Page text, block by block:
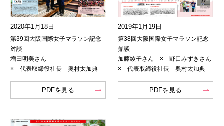
2020年1月18日
第39回大阪国際女子マラソン記念
対談
増田明美さん
× 代表取締役社長 奥村太加典
PDFを見る
2019年1月19日
第38回大阪国際女子マラソン記念
鼎談
加藤綾子さん × 野口みずきさん
× 代表取締役社長 奥村太加典
PDFを見る